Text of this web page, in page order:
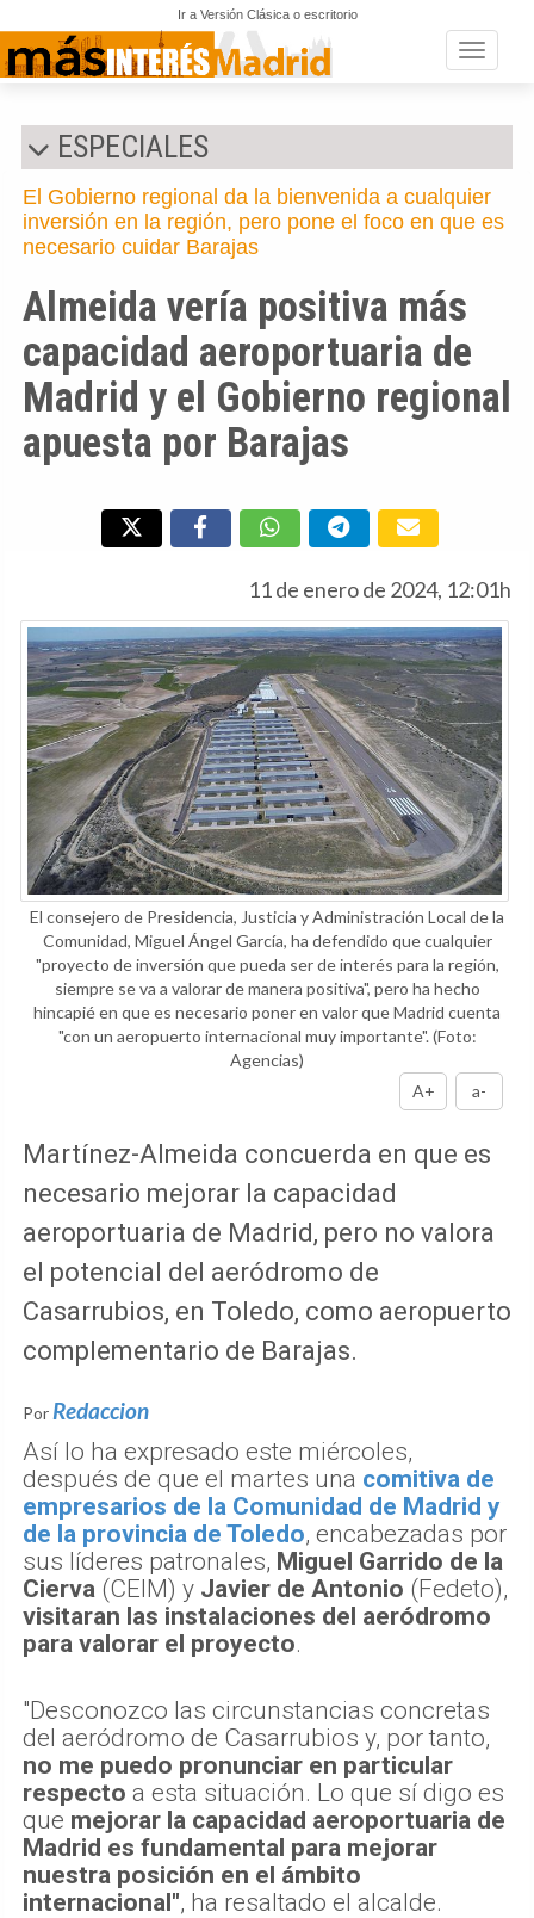
Ir a Versión Clásica o escritorio
Toggle
ESPECIALES
El Gobierno regional da la bienvenida a cualquier
inversión en la región, pero pone el foco en que es
necesario cuidar Barajas
Almeida vería positiva más
capacidad aeroportuaria de
Madrid y el Gobierno regional
apuesta por Barajas
11 de enero de 2024, 12:01h
El consejero de Presidencia, Justicia y Administración Local de la
Comunidad, Miguel Ángel García, ha defendido que cualquier
"proyecto de inversión que pueda ser de interés para la región,
siempre se va a valorar de manera positiva", pero ha hecho
hincapié en que es necesario poner en valor que Madrid cuenta
"con un aeropuerto internacional muy importante".(Foto:
Agencias)
A+
a-
Martínez-Almeida concuerda en que es
necesario mejorar la capacidad
aeroportuaria de Madrid, pero no valora
el potencial del aeródromo de
Casarrubios, en Toledo, como aeropuerto
complementario de Barajas.
Por Redaccion
Así lo ha expresado este miércoles,
después de que el martes una comitiva de
empresarios de la Comunidad de Madrid y
de la provincia de Toledo, encabezadas por
sus líderes patronales, Miguel Garrido de la
Cierva (CEIM) y Javier de Antonio (Fedeto),
visitaran las instalaciones del aeródromo
para valorar el proyecto.
"Desconozco las circunstancias concretas
del aeródromo de Casarrubios y, por tanto,
no me puedo pronunciar en particular
respecto a esta situación. Lo que sí digo es
que mejorar la capacidad aeroportuaria de
Madrid es fundamental para mejorar
nuestra posición en el ámbito
internacional", ha resaltado el alcalde.